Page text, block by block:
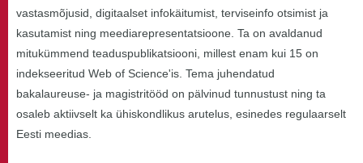
vastasmõjusid, digitaalset infokäitumist, terviseinfo otsimist ja
kasutamist ning meediarepresentatsioone. Ta on avaldanud
mitukümmend teaduspublikatsiooni, millest enam kui 15 on
indekseeritud Web of Science'is. Tema juhendatud
bakalaureuse- ja magistritööd on pälvinud tunnustust ning ta
osaleb aktiivselt ka ühiskondlikus arutelus, esinedes regulaarselt
Eesti meedias.